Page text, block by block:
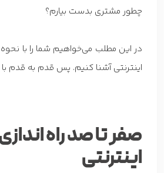
چطور مشتری بدست بیارم؟
در این مطلب می‌خواهیم شما را با
اینترنتی آشنا کنیم. پس قدم به قدم با
صفر تا صد راه
اینترنتی